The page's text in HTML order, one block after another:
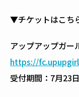
▼チケットはこち
アップアップガー
https://
受付期間：7月23